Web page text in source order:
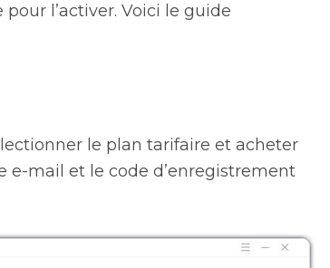
l’activer. Voici le guide
le plan tarifaire et acheter
e-mail et le code d’enregistrement